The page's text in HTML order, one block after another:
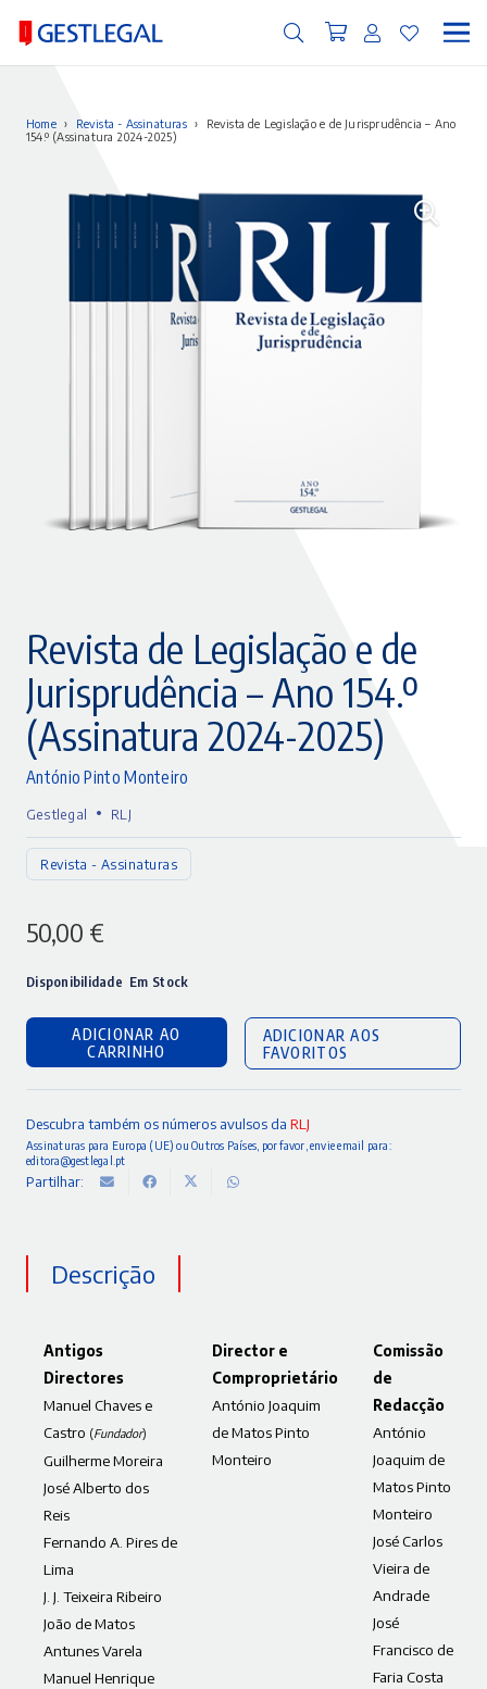
Home › Revista - Assinaturas ›
Revista de Legislação e de Jurisprudência – Ano
154.º (Assinatura 2024-2025)
Revista de Legislação e de
Jurisprudência – Ano 154.º
(Assinatura 2024-2025)
António Pinto Monteiro
Gestlegal • RLJ
Revista - Assinaturas
50,00 €
Disponibilidade Em Stock
ADICIONAR AO
CARRINHO
ADICIONAR AOS
FAVORITOS
Descubra também os números avulsos da RLJ
Assinaturas para Europa (UE) ou Outros Países, por favor, envie email para:
editora@gestlegal.pt
Partilhar:
Descrição
Antigos
Directores
Manuel Chaves e
Castro (Fundador)
Guilherme Moreira
José Alberto dos
Reis
Fernando A. Pires de
Lima
J. J. Teixeira Ribeiro
João de Matos
Antunes Varela
Manuel Henrique
Director e
Comproprietário
António Joaquim
de Matos Pinto
Monteiro
Comissão
de
Redacção
António
Joaquim de
Matos Pinto
Monteiro
José Carlos
Vieira de
Andrade
José
Francisco de
Faria Costa